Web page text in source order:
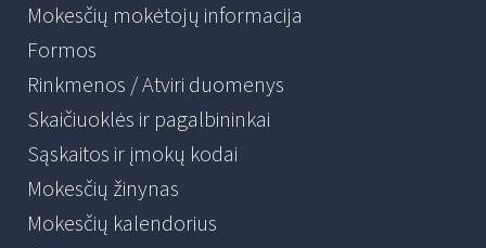
Mokesčių mokėtojų informacija
Formos
Rinkmenos / Atviri duomenys
Skaičiuoklės ir pagalbininkai
Sąskaitos ir įmokų kodai
Mokesčių žinynas
Mokesčių kalendorius